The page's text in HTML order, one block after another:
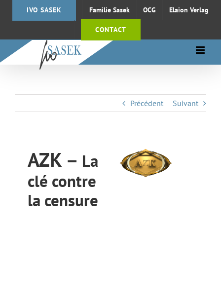
IVO SASEK Familie Sasek OCG Elaion Verlag
CONTACT
Précédent Suivant
AZK – La
clé contre
la censure